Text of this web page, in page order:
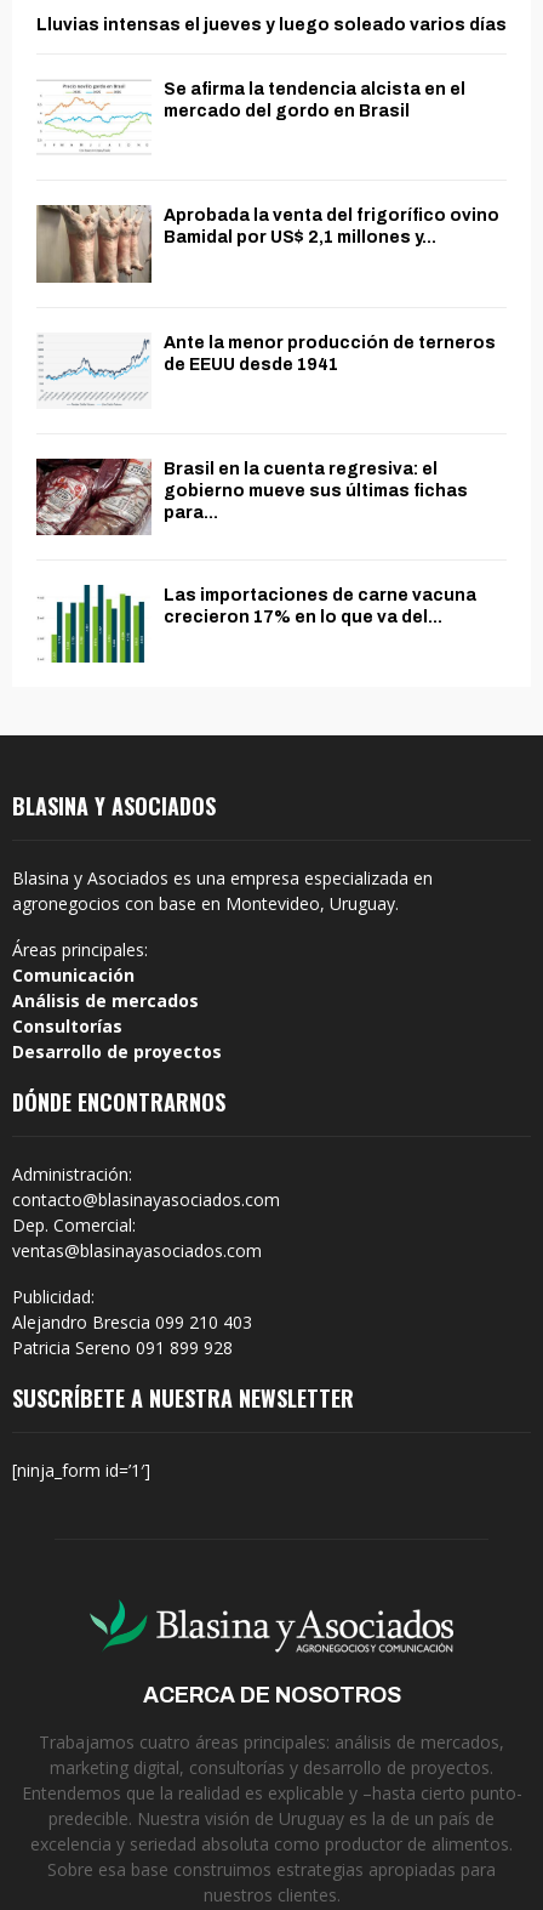
Lluvias intensas el jueves y luego soleado varios días
Se afirma la tendencia alcista en el
mercado del gordo en Brasil
Aprobada la venta del frigorífico ovino
Bamidal por US$ 2,1 millones y...
Ante la menor producción de terneros
de EEUU desde 1941
Brasil en la cuenta regresiva: el
gobierno mueve sus últimas fichas
para...
Las importaciones de carne vacuna
crecieron 17% en lo que va del...
BLASINA Y ASOCIADOS
Blasina y Asociados es una empresa especializada en
agronegocios con base en Montevideo, Uruguay.
Áreas principales:
Comunicación
Análisis de mercados
Consultorías
Desarrollo de proyectos
DÓNDE ENCONTRARNOS
Administración:
contacto@blasinayasociados.com
Dep. Comercial:
ventas@blasinayasociados.com
Publicidad:
Alejandro Brescia 099 210 403
Patricia Sereno 091 899 928
SUSCRÍBETE A NUESTRA NEWSLETTER
[ninja_form id=’1′]
ACERCA DE NOSOTROS
Trabajamos cuatro áreas principales: análisis de mercados,
marketing digital, consultorías y desarrollo de proyectos.
Entendemos que la realidad es explicable y –hasta cierto punto-
predecible. Nuestra visión de Uruguay es la de un país de
excelencia y seriedad absoluta como productor de alimentos.
Sobre esa base construimos estrategias apropiadas para
nuestros clientes.